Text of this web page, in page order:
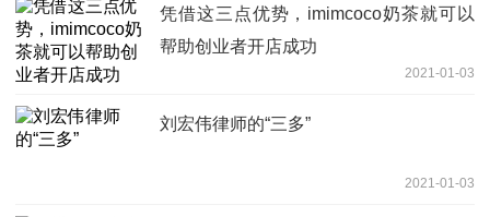
凭借这三点优势，imimcoco奶茶就可以
帮助创业者开店成功
2021-01-03
刘宏伟律师的“三多”
2021-01-03